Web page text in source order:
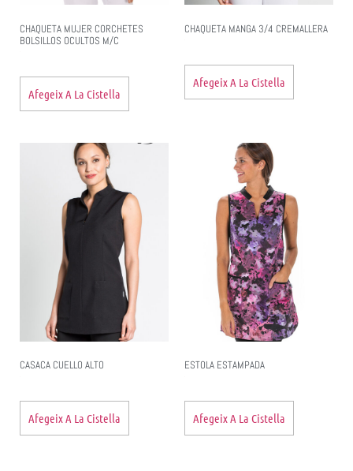
CHAQUETA MUJER CORCHETES
BOLSILLOS OCULTOS M/C
Afegeix A La Cistella
CHAQUETA MANGA 3/4 CREMALLERA
Afegeix A La Cistella
CASACA CUELLO ALTO
Afegeix A La Cistella
ESTOLA ESTAMPADA
Afegeix A La Cistella